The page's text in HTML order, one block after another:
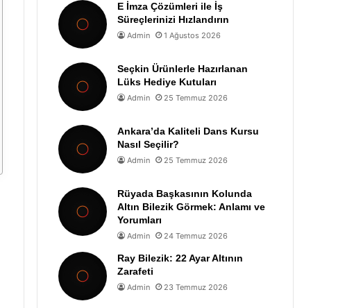
E İmza Çözümleri ile İş
Süreçlerinizi Hızlandırın
Admin 1 Ağustos 2026
Seçkin Ürünlerle Hazırlanan
Lüks Hediye Kutuları
Admin 25 Temmuz 2026
Ankara’da Kaliteli Dans Kursu
Nasıl Seçilir?
Admin 25 Temmuz 2026
Rüyada Başkasının Kolunda
Altın Bilezik Görmek: Anlamı ve
Yorumları
Admin 24 Temmuz 2026
Ray Bilezik: 22 Ayar Altının
Zarafeti
Admin 23 Temmuz 2026